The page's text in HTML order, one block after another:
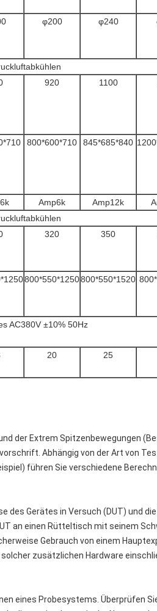
φ200 φ240
920 1100
800*600*710 845*685*840
Amp6k Amp12k
320 350
800*550*1250800*550*1520
AC380V ±10% 50Hz
20 25
der Extrem Spitzenbewegungen
Abhängig von der Art von
führen Sie verschiedene
des Gerätes in Versuch (DUT) und
an einen Rütteltisch mit seinem
Gebrauch von einem
zusätzlichen Hardware
eines Probesystems. Überprüfen